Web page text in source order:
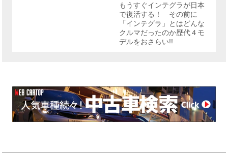
もうすぐインテグラが日本
で復活する！ その前に
「インテグラ」とはどんな
クルマだったのか歴代４モ
デルをおさらい!!